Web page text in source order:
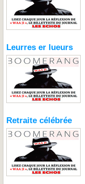
Leurres er lueurs
Retraite célébrée